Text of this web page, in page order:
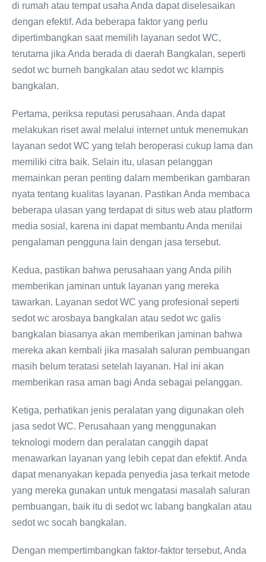
di rumah atau tempat usaha Anda dapat diselesaikan
dengan efektif. Ada beberapa faktor yang perlu
dipertimbangkan saat memilih layanan sedot WC,
terutama jika Anda berada di daerah Bangkalan, seperti
sedot wc burneh bangkalan atau sedot wc klampis
bangkalan.
Pertama, periksa reputasi perusahaan. Anda dapat
melakukan riset awal melalui internet untuk menemukan
layanan sedot WC yang telah beroperasi cukup lama dan
memiliki citra baik. Selain itu, ulasan pelanggan
memainkan peran penting dalam memberikan gambaran
nyata tentang kualitas layanan. Pastikan Anda membaca
beberapa ulasan yang terdapat di situs web atau platform
media sosial, karena ini dapat membantu Anda menilai
pengalaman pengguna lain dengan jasa tersebut.
Kedua, pastikan bahwa perusahaan yang Anda pilih
memberikan jaminan untuk layanan yang mereka
tawarkan. Layanan sedot WC yang profesional seperti
sedot wc arosbaya bangkalan atau sedot wc galis
bangkalan biasanya akan memberikan jaminan bahwa
mereka akan kembali jika masalah saluran pembuangan
masih belum teratasi setelah layanan. Hal ini akan
memberikan rasa aman bagi Anda sebagai pelanggan.
Ketiga, perhatikan jenis peralatan yang digunakan oleh
jasa sedot WC. Perusahaan yang menggunakan
teknologi modern dan peralatan canggih dapat
menawarkan layanan yang lebih cepat dan efektif. Anda
dapat menanyakan kepada penyedia jasa terkait metode
yang mereka gunakan untuk mengatasi masalah saluran
pembuangan, baik itu di sedot wc labang bangkalan atau
sedot wc socah bangkalan.
Dengan mempertimbangkan faktor-faktor tersebut, Anda